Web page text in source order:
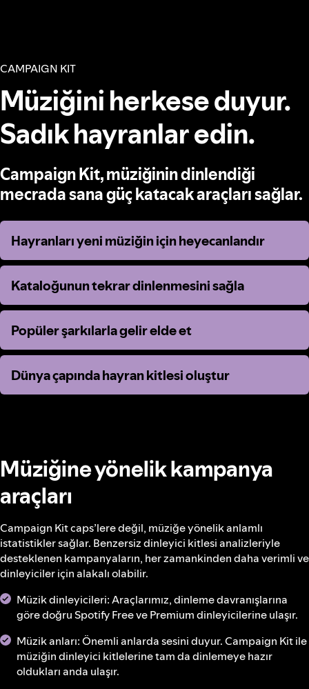
CAMPAIGN KIT
Müziğini herkese duyur.
Sadık hayranlar edin.
Campaign Kit, müziğinin dinlendiği
mecrada sana güç katacak araçları sağlar.
Hayranları yeni müziğin için heyecanlandır
Hayranları yeni müziğin için heyecanlandır
Kataloğunun tekrar dinlenmesini sağla
Kataloğunun tekrar dinlenmesini sağla
Popüler şarkılarla gelir elde et
Popüler şarkılarla gelir elde et
Dünya çapında hayran kitlesi oluştur
Dünya çapında hayran kitlesi oluştur
Müziğine yönelik kampanya
araçları
Campaign Kit caps’lere değil, müziğe yönelik anlamlı
istatistikler sağlar. Benzersiz dinleyici kitlesi analizleriyle
desteklenen kampanyaların, her zamankinden daha verimli ve
dinleyiciler için alakalı olabilir.
Müzik dinleyicileri: Araçlarımız, dinleme davranışlarına
göre doğru Spotify Free ve Premium dinleyicilerine ulaşır.
Müzik anları: Önemli anlarda sesini duyur. Campaign Kit ile
müziğin dinleyici kitlelerine tam da dinlemeye hazır
oldukları anda ulaşır.